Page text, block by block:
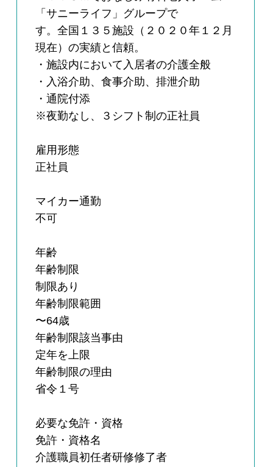
「サニーライフ」グループで
す。全国１３５施設（２０２０年１２月
現在）の実績と信頼。
・施設内において入居者の介護全般
・入浴介助、食事介助、排泄介助
・通院付添
※夜勤なし、３シフト制の正社員
雇用形態
正社員
マイカー通勤
不可
年齢
年齢制限
制限あり
年齢制限範囲
〜64歳
年齢制限該当事由
定年を上限
年齢制限の理由
省令１号
必要な免許・資格
免許・資格名
介護職員初任者研修修了者